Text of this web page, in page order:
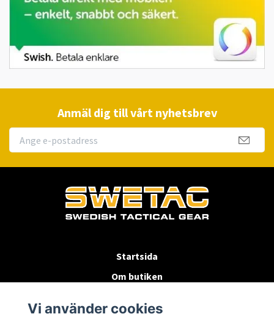
Anmäl dig till vårt nyhetsbrev
Startsida
Om butiken
Byten & Returer
Vi använder cookies